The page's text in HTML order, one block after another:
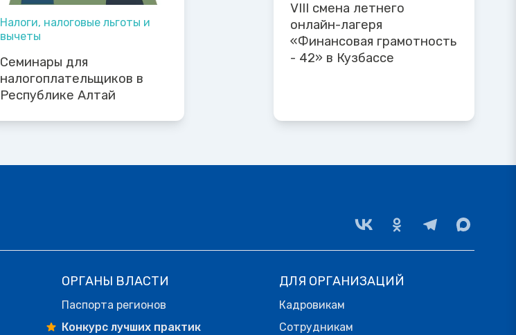
Налоги, налоговые льготы и
вычеты
Семинары для
налогоплательщиков в
Республике Алтай
VIII смена летнего
онлайн-лагеря
«Финансовая грамотность
- 42» в Кузбассе
ОРГАНЫ ВЛАСТИ
Паспорта регионов
Конкурс лучших практик
ДЛЯ ОРГАНИЗАЦИЙ
Кадровикам
Сотрудникам